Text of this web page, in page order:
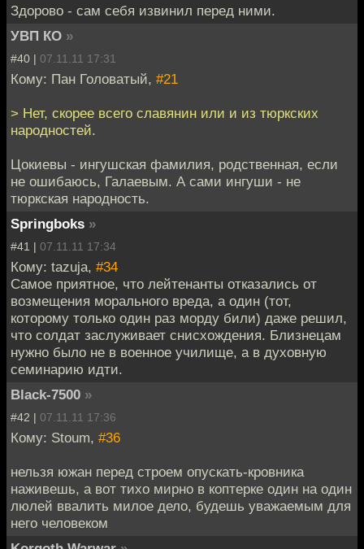
Здорово - сам себя извинил перед ними.
УВП КО »
#40 | 07.11.11 17:31
Кому: Пан Головатый, #21
> Нет, скорее всего славянин или и из тюркских
народностей.
Цокиевы - ингушская фамилия, родственная, если
не ошибаюсь, Галаевым. А сами ингуши - не
тюркская народность.
Springboks »
#41 | 07.11.11 17:34
Кому: tazuja, #34
Самое приятное, что лейтенанты отказались от
возмещения морального вреда, а один (тот,
которому только один раз морду били) даже решил,
что солдат заслуживает снисхождения. Близнецам
нужно было не в военное училище, а в духовную
семинарию идти.
Black-7500 »
#42 | 07.11.11 17:36
Кому: Stoum, #36
нельзя южан перед строем опускать-кровника
наживешь, а вот тихо мирно в коптерке один на один
люлей ввалить милое дело, будешь уважаемым для
него человеком